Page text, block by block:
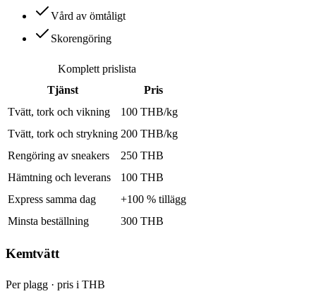
Vård av ömtåligt
Skorengöring
Komplett prislista
Tjänst
Pris
Tvätt, tork och vikning
100 THB/kg
Tvätt, tork och strykning 200 THB/kg
Rengöring av sneakers
250 THB
Hämtning och leverans
100 THB
Express samma dag
+100 % tillägg
Minsta beställning
300 THB
Kemtvätt
Per plagg · pris i THB